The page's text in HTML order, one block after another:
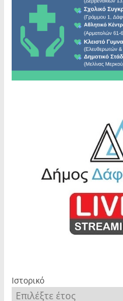
Ιστορικό